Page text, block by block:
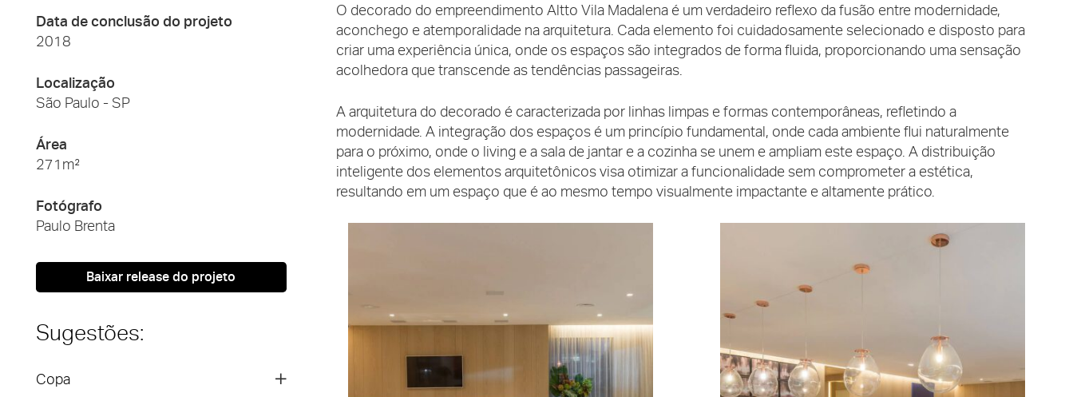
O decorado do empreendimento Altto Vila Madalena é um verdadeiro reflexo da fusão entre modernidade,
aconchego e atemporalidade na arquitetura. Cada elemento foi cuidadosamente selecionado e disposto para
criar uma experiência única, onde os espaços são integrados de forma fluida, proporcionando uma sensação
acolhedora que transcende as tendências passageiras.
A arquitetura do decorado é caracterizada por linhas limpas e formas contemporâneas, refletindo a
modernidade. A integração dos espaços é um princípio fundamental, onde cada ambiente flui naturalmente
para o próximo, onde o living e a sala de jantar e a cozinha se unem e ampliam este espaço. A distribuição
inteligente dos elementos arquitetônicos visa otimizar a funcionalidade sem comprometer a estética,
resultando em um espaço que é ao mesmo tempo visualmente impactante e altamente prático.
Data de conclusão do projeto
2018
Localização
São Paulo - SP
Área
271m²
Fotógrafo
Paulo Brenta
Baixar release do projeto
Sugestões:
Copa